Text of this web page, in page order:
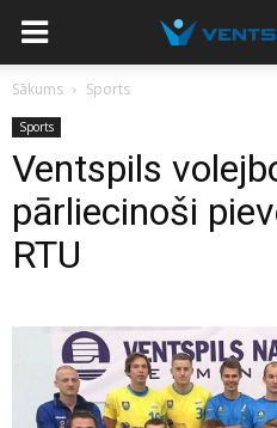
Sākums Sports
Sports
Ventspils
pārliecinoši
RTU